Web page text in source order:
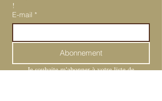
!
E-mail *
Abonnement
Je souhaite m'abonner à votre liste de